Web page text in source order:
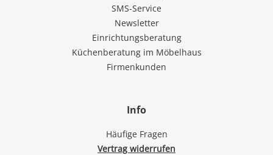
SMS-Service
Newsletter
Einrichtungsberatung
Küchenberatung im Möbelhaus
Firmenkunden
Info
Häufige Fragen
Vertrag widerrufen